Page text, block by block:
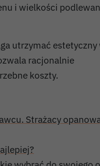
i wielkości
utrzymać estetyczny
racjonalnie
koszty.
Strażacy